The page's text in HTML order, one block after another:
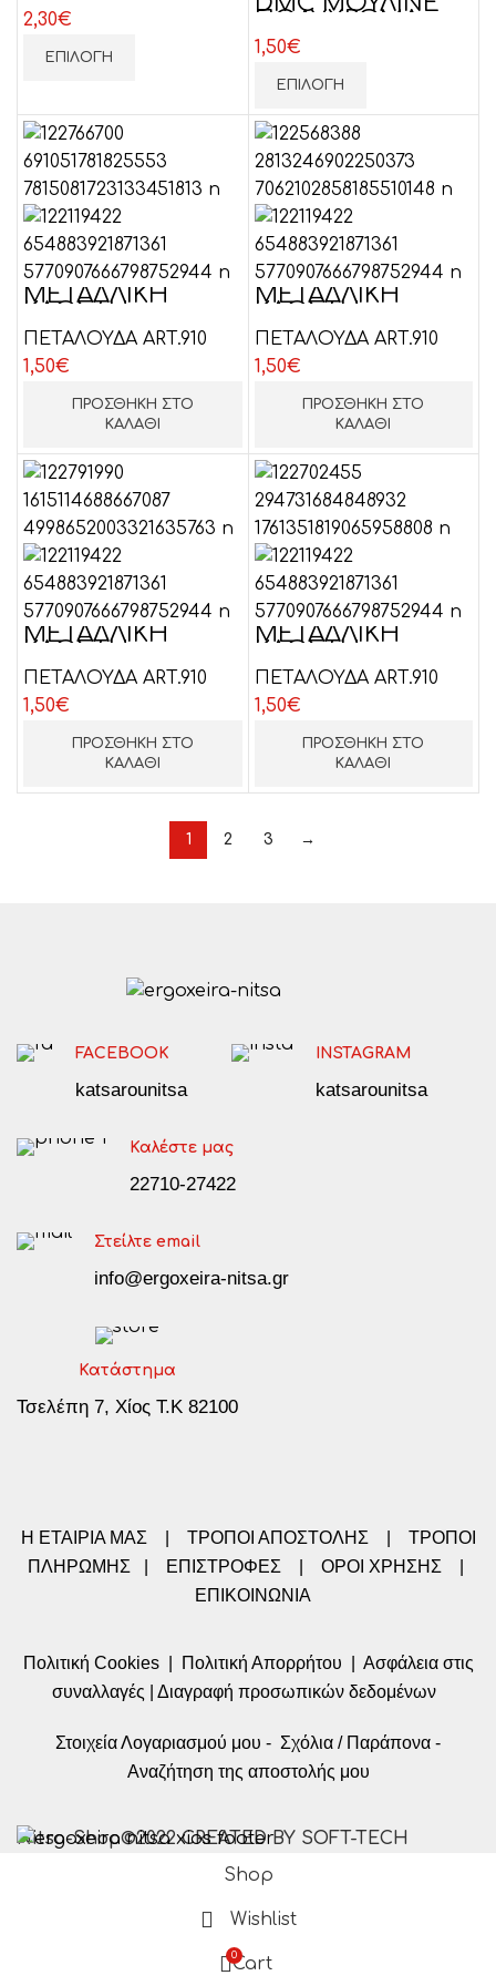
ΚΕΝΤΗΜΑΤΟΣ
2,30€
ΕΠΙΛΟΓΉ
ΠΟΛΥΧΡΩΜΑ
ART 517 ΚΛΩΣΤΗ
ΚΕΝΤΗΜΑΤΟΣ
1,50€
ΕΠΙΛΟΓΉ
ΜΕΤΑΛΛΙΚΗ
ΚΛΩΣΤΗ
-ΜΕΣΑΙΟ ΧΡΥΣΟ
ΠΕΤΑΛΟΥΔΑ ART.910
1,50€
ΠΡΟΣΘΉΚΗ ΣΤΟ
ΚΑΛΆΘΙ
ΜΕΤΑΛΛΙΚΗ
ΚΛΩΣΤΗ
-ΑΝΟΙΧΤΟ
ΧΡΥΣΟ
ΠΕΤΑΛΟΥΔΑ ART.910
1,50€
ΠΡΟΣΘΉΚΗ ΣΤΟ
ΚΑΛΆΘΙ
ΜΕΤΑΛΛΙΚΗ
ΚΛΩΣΤΗ
-ΣΚΟΥΡΟ ΑΣΗΜΙ
ΠΕΤΑΛΟΥΔΑ ART.910
1,50€
ΠΡΟΣΘΉΚΗ ΣΤΟ
ΚΑΛΆΘΙ
ΜΕΤΑΛΛΙΚΗ
ΚΛΩΣΤΗ
-ΑΝΟΙΧΤΟ
ΑΣΗΜΙ
ΠΕΤΑΛΟΥΔΑ ART.910
1,50€
ΠΡΟΣΘΉΚΗ ΣΤΟ
ΚΑΛΆΘΙ
1 2 3 →
FACEBOOK
katsarounitsa
INSTAGRAM
katsarounitsa
Καλέστε μας
22710-27422
Στείλτε email
info@ergoxeira-nitsa.gr
Κατάστημα
Τσελέπη 7, Χίος Τ.Κ 82100
Η ΕΤΑΙΡΙΑ ΜΑΣ ΤΡΟΠΟΙ ΑΠΟΣΤΟΛΗΣ
ΤΡΟΠΟΙ
ΠΛΗΡΩΜΗΣ
ΕΠΙΣΤΡΟΦΕΣ ΟΡΟΙ ΧΡΗΣΗΣ
ΕΠΙΚΟΙΝΩΝΙΑ
Πολιτική Cookies| Πολιτική Απορρήτου
Ασφάλεια στις
συναλλαγές
Διαγραφή προσωπικών δεδομένων
Στοιχεία Λογαριασμού μου - Σχόλια / Παράπονα -
Αναζήτηση της αποστολής μου
Nitsa-Shop©2022 CREATED BY SOFT-TECH
Shop
Wishlist
0Cart